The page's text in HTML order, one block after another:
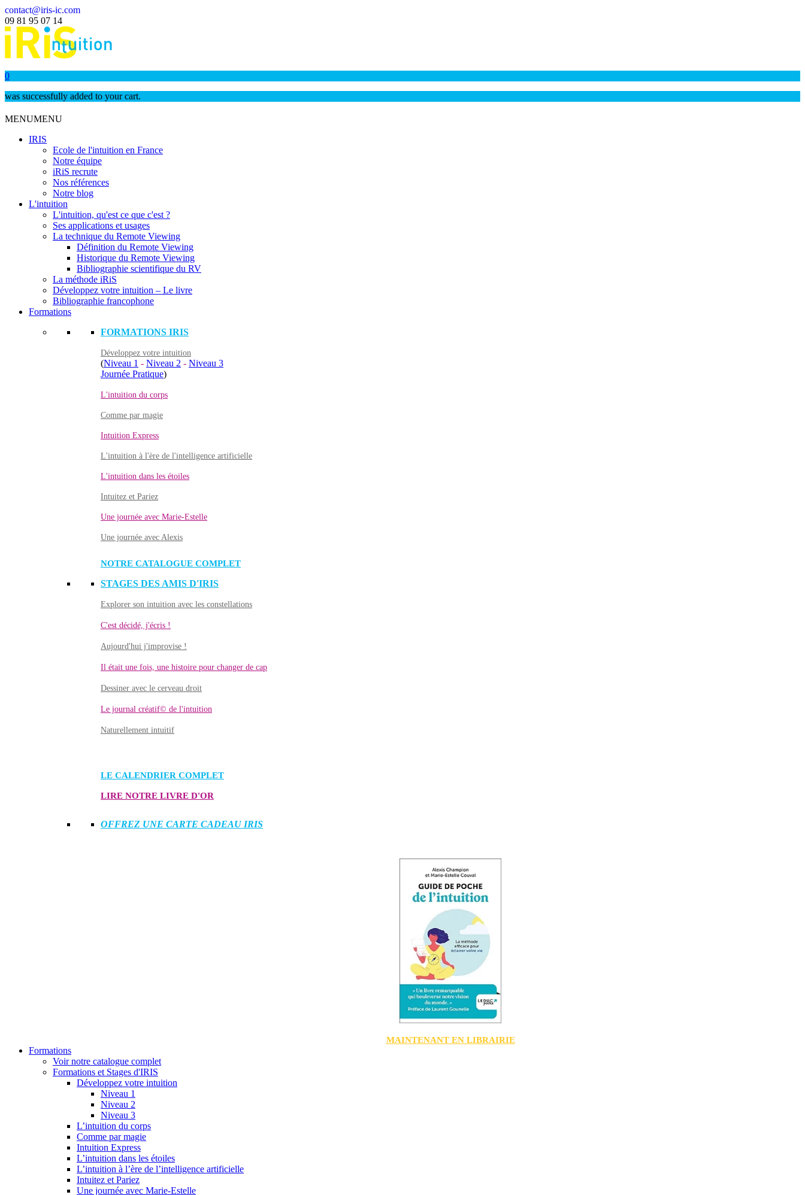
contact@iris-ic.com
09 81 95 07 14
0
was successfully added to your cart.
MENUMENU
IRIS
Ecole de l'intuition en France
Notre équipe
iRiS recrute
Nos références
Notre blog
L'intuition
L'intuition, qu'est ce que c'est ?
Ses applications et usages
La technique du Remote Viewing
Définition du Remote Viewing
Historique du Remote Viewing
Bibliographie scientifique du RV
La méthode iRiS
Développez votre intuition – Le livre
Bibliographie francophone
Formations
FORMATIONS IRIS
Développez votre intuition
(Niveau 1 - Niveau 2 - Niveau 3
Journée Pratique)
L'intuition du corps
Comme par magie
Intuition Express
L'intuition à l'ère de l'intelligence artificielle
L'intuition dans les étoiles
Intuitez et Pariez
Une journée avec Marie-Estelle
Une journée avec Alexis
NOTRE CATALOGUE COMPLET
STAGES DES AMIS D'IRIS
Explorer son intuition avec les constellations
C'est décidé, j'écris !
Aujourd'hui j'improvise !
Il était une fois, une histoire pour changer de cap
Dessiner avec le cerveau droit
Le journal créatif© de l'intuition
Naturellement intuitif
LE CALENDRIER COMPLET
LIRE NOTRE LIVRE D'OR
OFFREZ UNE CARTE CADEAU IRIS
MAINTENANT EN LIBRAIRIE
Formations
Voir notre catalogue complet
Formations et Stages d'IRIS
Développez votre intuition
Niveau 1
Niveau 2
Niveau 3
L’intuition du corps
Comme par magie
Intuition Express
L’intuition dans les étoiles
L’intuition à l’ère de l’intelligence artificielle
Intuitez et Pariez
Une journée avec Marie-Estelle